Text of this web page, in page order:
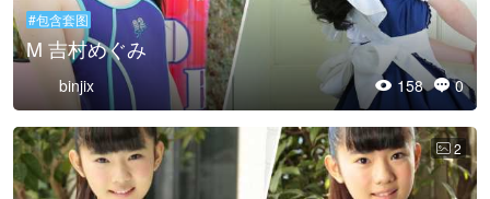
#包含套图
M 吉村めぐみ
 158  0
binjix
 2